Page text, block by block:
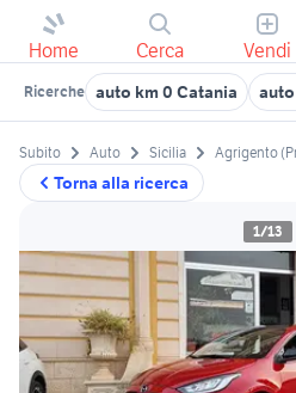
Home Cerca Vendi
Ricerche auto km 0 Catania
Torna alla ricerca
Subito Auto Sicilia Agrigento
1/13